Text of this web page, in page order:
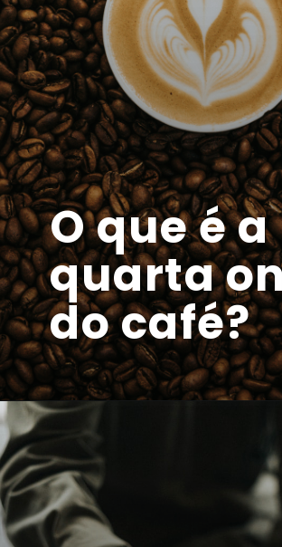
O que é a
quarta
do café?